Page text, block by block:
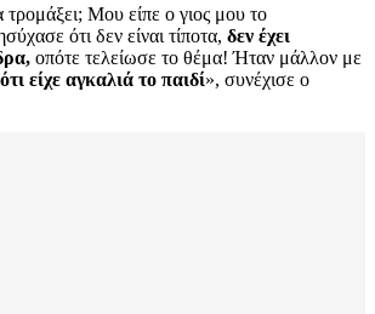
τρομάξει; Μου είπε ο γιος μου το
ότι δεν είναι τίποτα, δεν έχει
οπότε τελείωσε το θέμα! Ήταν μάλλον με
είχε αγκαλιά το παιδί», συνέχισε ο